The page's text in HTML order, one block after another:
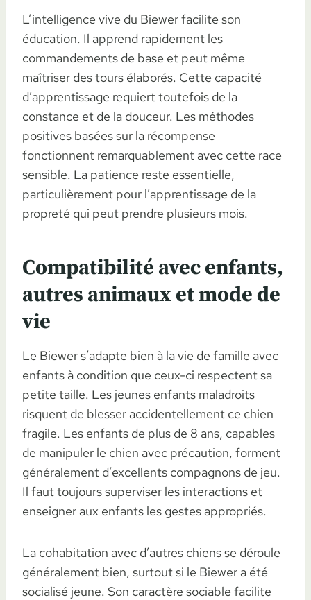
L’intelligence vive du Biewer facilite son
éducation. Il apprend rapidement les
commandements de base et peut même
maîtriser des tours élaborés. Cette capacité
d’apprentissage requiert toutefois de la
constance et de la douceur. Les méthodes
positives basées sur la récompense
fonctionnent remarquablement avec cette race
sensible. La patience reste essentielle,
particulièrement pour l’apprentissage de la
propreté qui peut prendre plusieurs mois.
Compatibilité avec enfants,
autres animaux et mode de
vie
Le Biewer s’adapte bien à la vie de famille avec
enfants à condition que ceux-ci respectent sa
petite taille. Les jeunes enfants maladroits
risquent de blesser accidentellement ce chien
fragile. Les enfants de plus de 8 ans, capables
de manipuler le chien avec précaution, forment
généralement d’excellents compagnons de jeu.
Il faut toujours superviser les interactions et
enseigner aux enfants les gestes appropriés.
La cohabitation avec d’autres chiens se déroule
généralement bien, surtout si le Biewer a été
socialisé jeune. Son caractère sociable facilite